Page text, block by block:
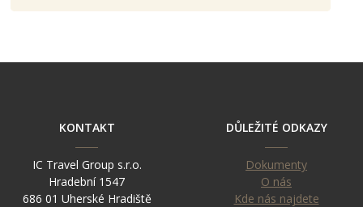
KONTAKT
IC Travel Group s.r.o.
Hradební 1547
686 01 Uherské Hradiště
DŮLEŽITÉ ODKAZY
Dokumenty
O nás
Kde nás najdete